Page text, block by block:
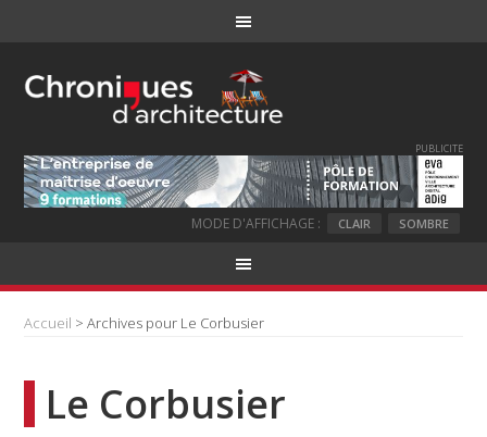
PUBLICITE
MODE D'AFFICHAGE : CLAIR SOMBRE
Accueil > Archives pour Le Corbusier
Le Corbusier